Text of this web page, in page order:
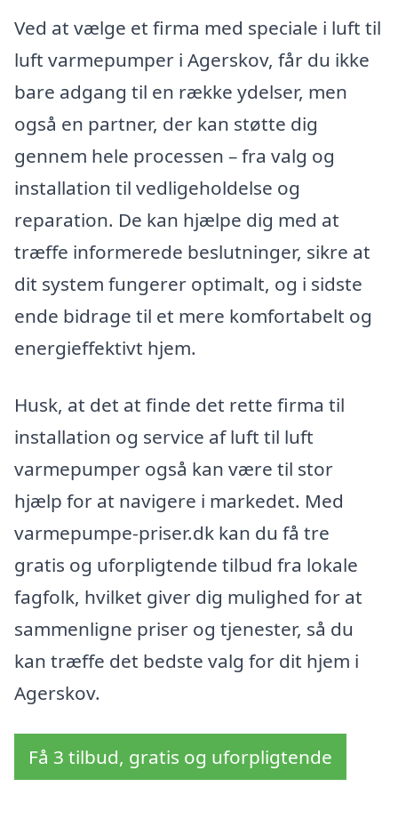
Ved at vælge et firma med speciale i luft til
luft varmepumper i Agerskov, får du ikke
bare adgang til en række ydelser, men
også en partner, der kan støtte dig
gennem hele processen – fra valg og
installation til vedligeholdelse og
reparation. De kan hjælpe dig med at
træffe informerede beslutninger, sikre at
dit system fungerer optimalt, og i sidste
ende bidrage til et mere komfortabelt og
energieffektivt hjem.
Husk, at det at finde det rette firma til
installation og service af luft til luft
varmepumper også kan være til stor
hjælp for at navigere i markedet. Med
varmepumpe-priser.dk kan du få tre
gratis og uforpligtende tilbud fra lokale
fagfolk, hvilket giver dig mulighed for at
sammenligne priser og tjenester, så du
kan træffe det bedste valg for dit hjem i
Agerskov.
Få 3 tilbud, gratis og uforpligtende